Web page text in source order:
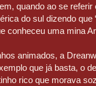
quando ao se
do sul dizendo que
conheceu uma mina
animados, a
que já basta, o
rico que morava